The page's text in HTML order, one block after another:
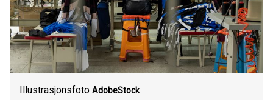
Illustrasjonsfoto AdobeStock